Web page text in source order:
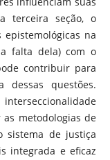
terceira seção, o
na
falta dela) com o
contribuir para
dessas questões.
metodologias de
sistema de justiça
integrada e eficaz